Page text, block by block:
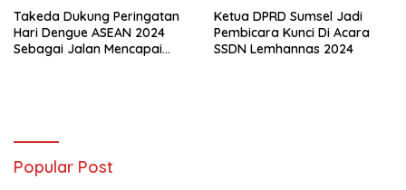
Takeda Dukung Peringatan
Hari Dengue ASEAN 2024
Sebagai Jalan Mencapai
Ketua DPRD Sumsel Jadi
Pembicara Kunci Di Acara
SSDN Lemhannas 2024
Popular Post